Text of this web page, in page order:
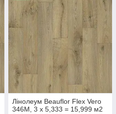
Лінолеум Beauflor Flex Vero
346M, 3 х 5,333 = 15,999 м2